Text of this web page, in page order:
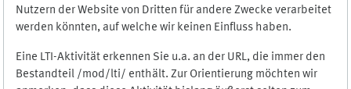
Nutzern der Website von Dritten für andere Zwecke verarbeitet
werden könnten, auf welche wir keinen Einfluss haben.
Eine LTI-Aktivität erkennen Sie u.a. an der URL, die immer den
Bestandteil /mod/lti/ enthält. Zur Orientierung möchten wir